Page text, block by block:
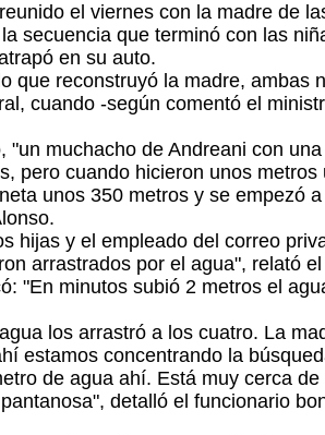
el viernes con la madre de
secuencia que terminó con las
en su auto.
que reconstruyó la madre, ambas
cuando -según comentó el
"un muchacho de Andreani con
pero cuando hicieron unos
unos 350 metros y se empezó
hijas y el empleado del correo
arrastrados por el agua", relató
"En minutos subió 2 metros el
los arrastró a los cuatro. La
estamos concentrando la
de agua ahí. Está muy cerca
detalló el funcionario